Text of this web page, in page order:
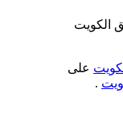
الكويت
على
.